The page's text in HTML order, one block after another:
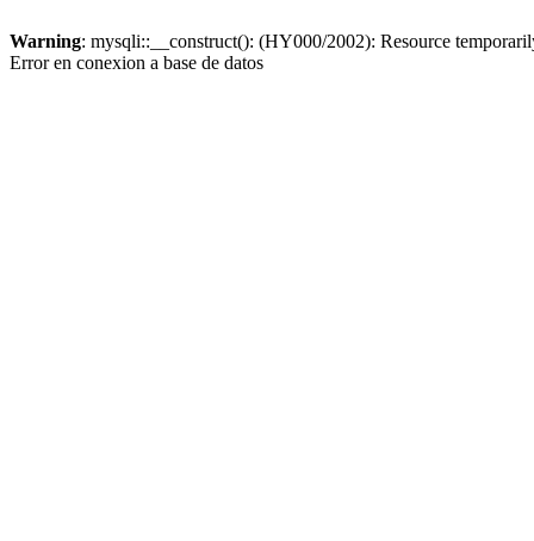
Warning: mysqli::__construct(): (HY000/2002): Resource
Error en conexion a base de datos